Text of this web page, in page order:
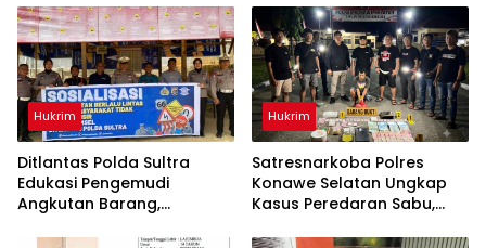
Hukrim
Ditlantas Polda Sultra
Edukasi Pengemudi
Angkutan Barang,
Hukrim
Satresnarkoba Polres
Konawe Selatan Ungkap
Kasus Peredaran Sabu,